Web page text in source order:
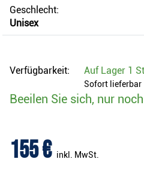
Geschlecht:
Unisex
Verfügbarkeit: Auf Lager 1
Sofort lieferbar
Beeilen Sie sich, nur
155 € inkl. MwSt.